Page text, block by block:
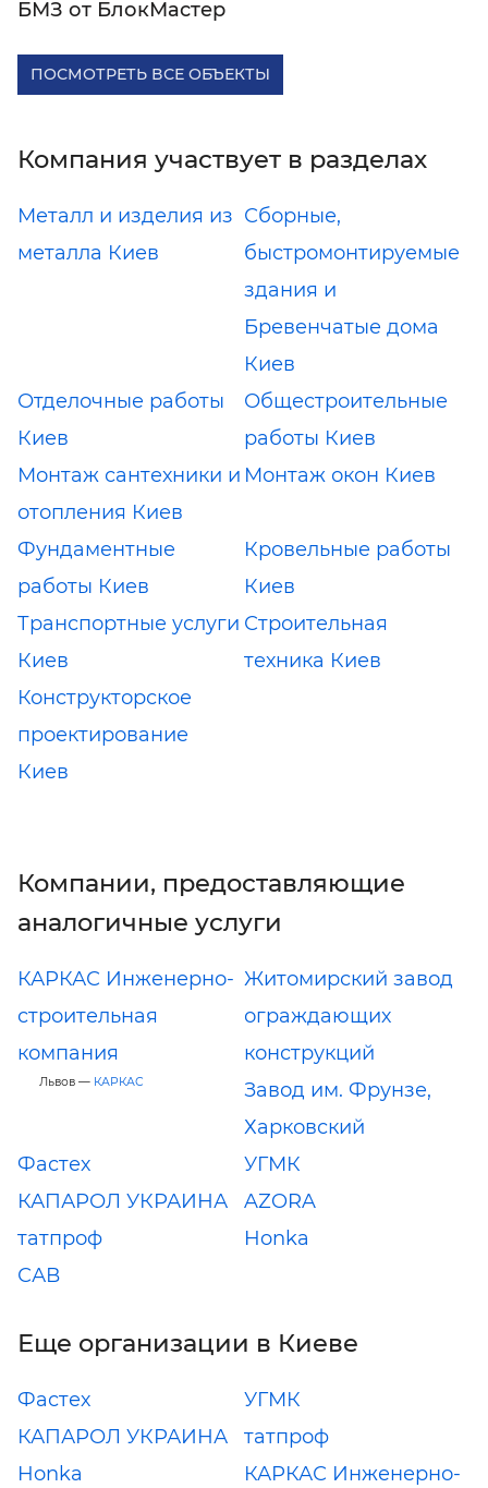
БМЗ от БлокМастер
ПОСМОТРЕТЬ ВСЕ ОБЪЕКТЫ
Компания участвует в разделах
Металл и изделия из
металла Киев
Сборные,
быстромонтируемые
здания и
Бревенчатые дома
Киев
Отделочные работы
Киев
Общестроительные
работы Киев
Монтаж сантехники и
отопления Киев
Монтаж окон Киев
Фундаментные
работы Киев
Кровельные работы
Киев
Транспортные услуги
Киев
Строительная
техника Киев
Конструкторское
проектирование
Киев
Компании, предоставляющие
аналогичные услуги
КАРКАС Инженерно-
строительная
компания
Львов — КАРКАС
Житомирский завод
ограждающих
конструкций
Завод им. Фрунзе,
Харковский
Фастех
УГМК
КАПАРОЛ УКРАИНА
AZORA
татпроф
Honka
САВ
Еще организации в Киеве
Фастех
УГМК
КАПАРОЛ УКРАИНА
татпроф
Honka
КАРКАС Инженерно-